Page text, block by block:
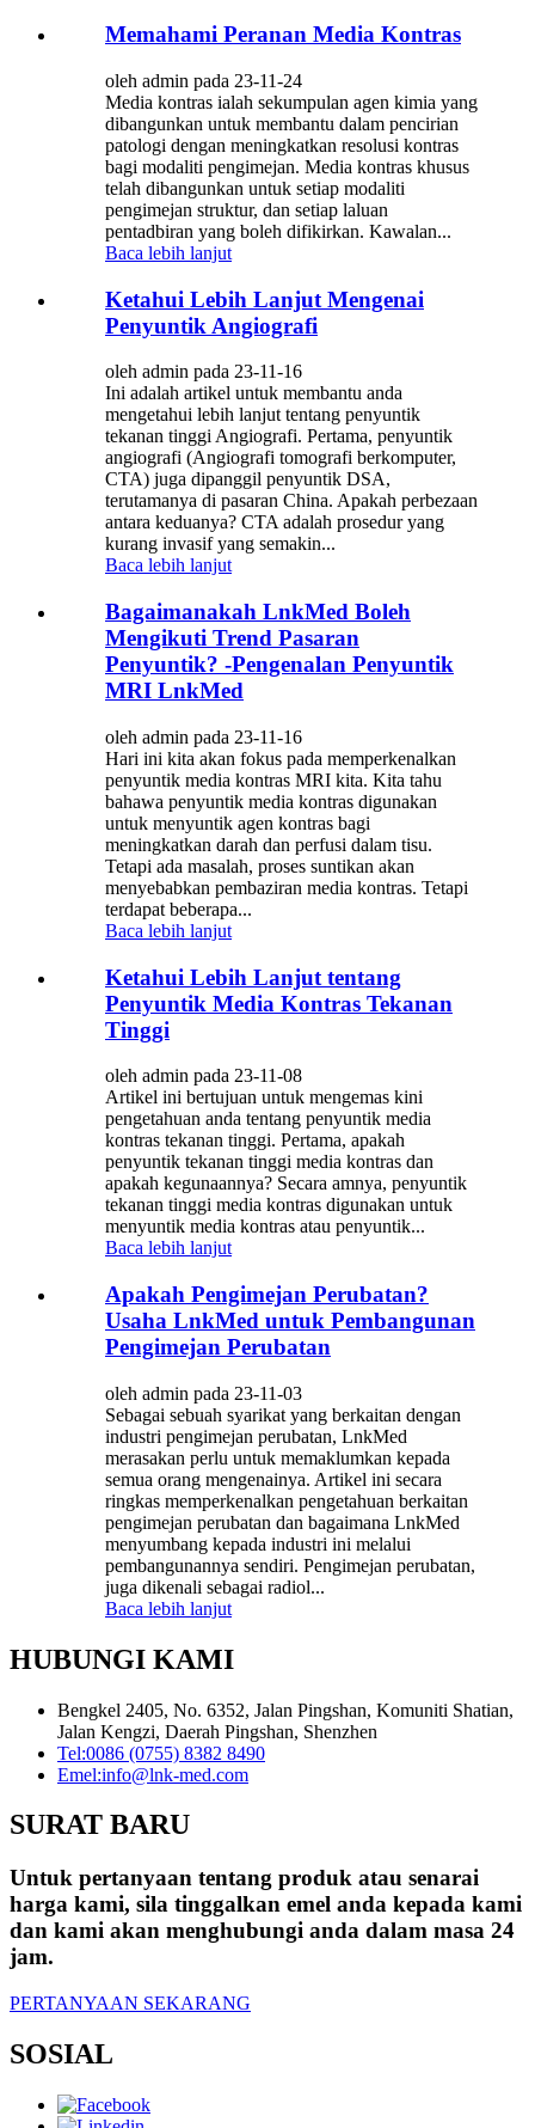
Memahami Peranan Media Kontras
oleh admin pada 23-11-24
Media kontras ialah sekumpulan agen kimia yang
dibangunkan untuk membantu dalam pencirian
patologi dengan meningkatkan resolusi kontras
bagi modaliti pengimejan. Media kontras khusus
telah dibangunkan untuk setiap modaliti
pengimejan struktur, dan setiap laluan
pentadbiran yang boleh difikirkan. Kawalan...
Baca lebih lanjut
Ketahui Lebih Lanjut Mengenai
Penyuntik Angiografi
oleh admin pada 23-11-16
Ini adalah artikel untuk membantu anda
mengetahui lebih lanjut tentang penyuntik
tekanan tinggi Angiografi. Pertama, penyuntik
angiografi (Angiografi tomografi berkomputer,
CTA) juga dipanggil penyuntik DSA,
terutamanya di pasaran China. Apakah perbezaan
antara keduanya? CTA adalah prosedur yang
kurang invasif yang semakin...
Baca lebih lanjut
Bagaimanakah LnkMed Boleh
Mengikuti Trend Pasaran
Penyuntik? -Pengenalan Penyuntik
MRI LnkMed
oleh admin pada 23-11-16
Hari ini kita akan fokus pada memperkenalkan
penyuntik media kontras MRI kita. Kita tahu
bahawa penyuntik media kontras digunakan
untuk menyuntik agen kontras bagi
meningkatkan darah dan perfusi dalam tisu.
Tetapi ada masalah, proses suntikan akan
menyebabkan pembaziran media kontras. Tetapi
terdapat beberapa...
Baca lebih lanjut
Ketahui Lebih Lanjut tentang
Penyuntik Media Kontras Tekanan
Tinggi
oleh admin pada 23-11-08
Artikel ini bertujuan untuk mengemas kini
pengetahuan anda tentang penyuntik media
kontras tekanan tinggi. Pertama, apakah
penyuntik tekanan tinggi media kontras dan
apakah kegunaannya? Secara amnya, penyuntik
tekanan tinggi media kontras digunakan untuk
menyuntik media kontras atau penyuntik...
Baca lebih lanjut
Apakah Pengimejan Perubatan?
Usaha LnkMed untuk Pembangunan
Pengimejan Perubatan
oleh admin pada 23-11-03
Sebagai sebuah syarikat yang berkaitan dengan
industri pengimejan perubatan, LnkMed
merasakan perlu untuk memaklumkan kepada
semua orang mengenainya. Artikel ini secara
ringkas memperkenalkan pengetahuan berkaitan
pengimejan perubatan dan bagaimana LnkMed
menyumbang kepada industri ini melalui
pembangunannya sendiri. Pengimejan perubatan,
juga dikenali sebagai radiol...
Baca lebih lanjut
HUBUNGI KAMI
Bengkel 2405, No. 6352, Jalan Pingshan, Komuniti Shatian,
Jalan Kengzi, Daerah Pingshan, Shenzhen
Tel:0086 (0755) 8382 8490
Emel:info@lnk-med.com
SURAT BARU
Untuk pertanyaan tentang produk atau senarai
harga kami, sila tinggalkan emel anda kepada kami
dan kami akan menghubungi anda dalam masa 24
jam.
PERTANYAAN SEKARANG
SOSIAL